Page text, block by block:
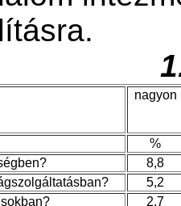
nagyon
%
8,8
5,2
2,7